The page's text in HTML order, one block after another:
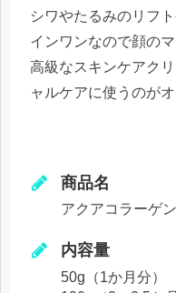
シワやたるみのリフ
インワンなので顔の
高級なスキンケアク
ャルケアに使うのが
商品名
アクアコラーゲ
内容量
50g（1か月分）